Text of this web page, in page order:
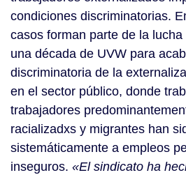
condiciones discriminatorias.
casos forman parte de la
una década de UVW para
discriminatoria de la
en el sector público, donde
trabajadores
racializadxs y migrantes han
sistemáticamente a empleos
inseguros. «El sindicato ha